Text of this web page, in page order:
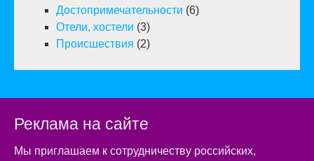
Достопримечательности (6)
Отели, хостели (3)
Происшествия (2)
Реклама на сайте
Мы приглашаем к сотрудничеству российских,